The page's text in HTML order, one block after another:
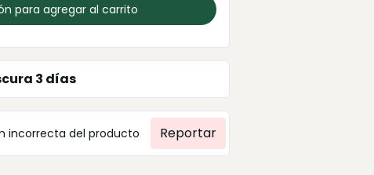
para agregar al carrito
3 días
incorrecta del producto Reportar